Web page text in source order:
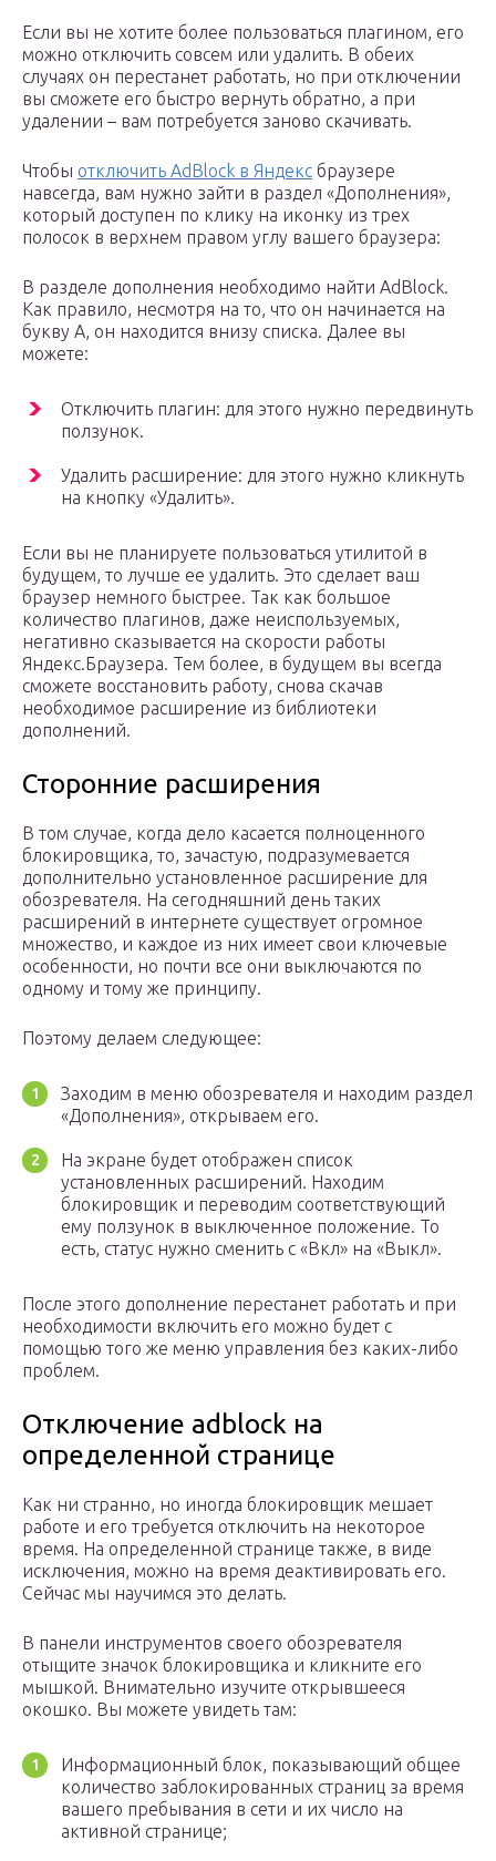
Если вы не хотите более пользоваться плагином, его
можно отключить совсем или удалить. В обеих
случаях он перестанет работать, но при отключении
вы сможете его быстро вернуть обратно, а при
удалении – вам потребуется заново скачивать.
Чтобы отключить AdBlock в Яндекс браузере
навсегда, вам нужно зайти в раздел «Дополнения»,
который доступен по клику на иконку из трех
полосок в верхнем правом углу вашего браузера:
В разделе дополнения необходимо найти AdBlock.
Как правило, несмотря на то, что он начинается на
букву A, он находится внизу списка. Далее вы
можете:
Отключить плагин: для этого нужно передвинуть
ползунок.
Удалить расширение: для этого нужно кликнуть
на кнопку «Удалить».
Если вы не планируете пользоваться утилитой в
будущем, то лучше ее удалить. Это сделает ваш
браузер немного быстрее. Так как большое
количество плагинов, даже неиспользуемых,
негативно сказывается на скорости работы
Яндекс.Браузера. Тем более, в будущем вы всегда
сможете восстановить работу, снова скачав
необходимое расширение из библиотеки
дополнений.
Сторонние расширения
В том случае, когда дело касается полноценного
блокировщика, то, зачастую, подразумевается
дополнительно установленное расширение для
обозревателя. На сегодняшний день таких
расширений в интернете существует огромное
множество, и каждое из них имеет свои ключевые
особенности, но почти все они выключаются по
одному и тому же принципу.
Поэтому делаем следующее:
Заходим в меню обозревателя и находим раздел
«Дополнения», открываем его.
На экране будет отображен список
установленных расширений. Находим
блокировщик и переводим соответствующий
ему ползунок в выключенное положение. То
есть, статус нужно сменить с «Вкл» на «Выкл».
После этого дополнение перестанет работать и при
необходимости включить его можно будет с
помощью того же меню управления без каких-либо
проблем.
Отключение adblock на
определенной странице
Как ни странно, но иногда блокировщик мешает
работе и его требуется отключить на некоторое
время. На определенной странице также, в виде
исключения, можно на время деактивировать его.
Сейчас мы научимся это делать.
В панели инструментов своего обозревателя
отыщите значок блокировщика и кликните его
мышкой. Внимательно изучите открывшееся
окошко. Вы можете увидеть там:
Информационный блок, показывающий общее
количество заблокированных страниц за время
вашего пребывания в сети и их число на
активной странице;